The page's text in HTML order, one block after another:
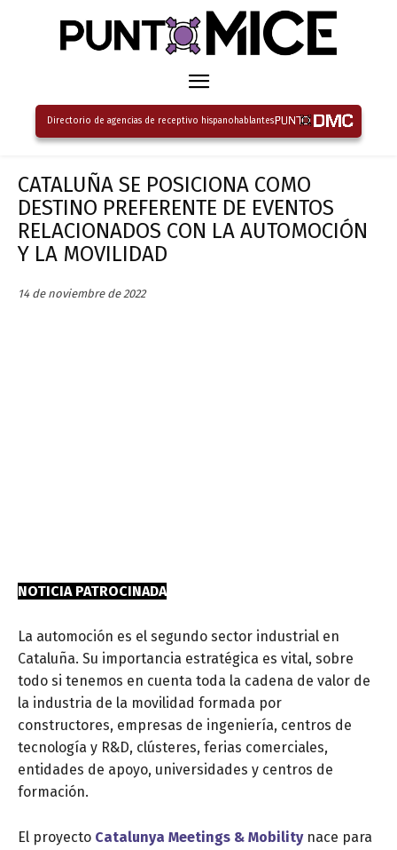
Directorio de agencias de receptivo hispanohablantes
CATALUÑA SE POSICIONA COMO
DESTINO PREFERENTE DE EVENTOS
RELACIONADOS CON LA AUTOMOCIÓN
Y LA MOVILIDAD
14 de noviembre de 2022
NOTICIA PATROCINADA
La automoción es el segundo sector industrial en
Cataluña. Su importancia estratégica es vital, sobre
todo si tenemos en cuenta toda la cadena de valor de
la industria de la movilidad formada por
constructores, empresas de ingeniería, centros de
tecnología y R&D, clústeres, ferias comerciales,
entidades de apoyo, universidades y centros de
formación.
El proyecto Catalunya Meetings & Mobility nace para